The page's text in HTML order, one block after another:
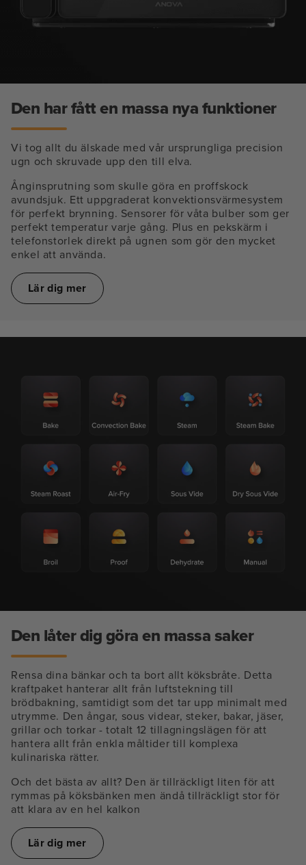
Den har fått en massa nya funktioner
Vi tog allt du älskade med vår ursprungliga precision
ugn och skruvade upp den till elva.
Ånginsprutning som skulle göra en proffskock
avundsjuk. Ett uppgraderat konvektionsvärmesystem
för perfekt brynning. Sensorer för våta bulber som ger
perfekt temperatur varje gång. Plus en pekskärm i
telefonstorlek direkt på ugnen som gör den mycket
enkel att använda.
Lär dig mer
Den låter dig göra en massa saker
Rensa dina bänkar och ta bort allt köksbråte. Detta
kraftpaket hanterar allt från luftstekning till
brödbakning, samtidigt som det tar upp minimalt med
utrymme. Den ångar, sous videar, steker, bakar, jäser,
grillar och torkar - totalt 12 tillagningslägen för att
hantera allt från enkla måltider till komplexa
kulinariska rätter.
Och det bästa av allt? Den är tillräckligt liten för att
rymmas på köksbänken men ändå tillräckligt stor för
att klara av en hel kalkon
Lär dig mer